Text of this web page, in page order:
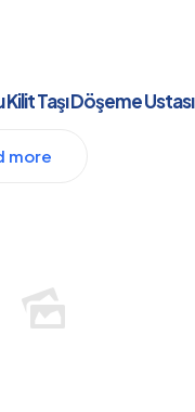
Kilit Taşı Döşeme Ustası
more